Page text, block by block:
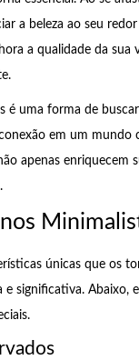
a beleza ao seu
a qualidade da
é uma forma de
em um mundo
apenas
únicas que os
significativa. Abaixo,